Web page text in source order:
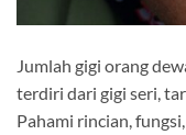
Jumlah gigi orang
terdiri dari gigi seri,
Pahami rincian,